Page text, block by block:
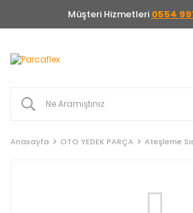
Müşteri Hizmetleri 0554
Anasayfa OTO YEDEK PARÇA Ateşleme